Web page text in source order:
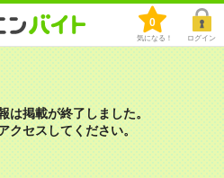
0
気になる！ ログイン
は掲載が終了しました。
クセスしてください。